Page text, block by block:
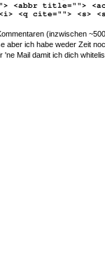
<abbr title="">
<i> <q cite=""> <s>
(inzwischen
aber ich habe weder Zeit
Mail damit ich dich